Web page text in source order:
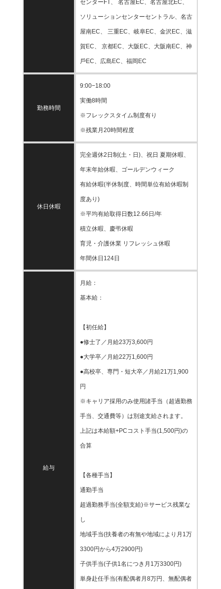
センターFT、 名古屋EC、名古屋北EC、
ソリューションセンターセントラル、名古
屋南EC、 三重EC、岐阜EC、金沢EC、滋
賀EC、 京都EC、大阪EC、大阪南EC、神
戶EC、広島EC、福岡EC
勤務時間
9:00−18:00
実働8時間
※フレックスタイム制度有り
※残業月20時間程度
休日休暇
完全週休2日制(土・日)、祝日 夏期休暇、
年末年始休暇、ゴールデンウィーク
有給休暇(半休制度、時間単位有給休暇制
度あり)
※平均有給取得日数12.66日/年
積立休暇、慶弔休暇
育児・介護休業 リフレッシュ休暇
年間休日124日
給与
月給：
基本給：
【初任給】
●修士了／月給23万3,600円
●大学卒／月給22万1,600円
●高校卒、専門・短大卒／月給21万1,900
円
※キャリア採用のみ使用諸手当（超過勤務
手当、交通費等）は別途支給されます。
上記は本給額+PCコスト手当(1,500円)の
合算
【各種手当】
通勤手当
超過勤務手当(全額支給)※サービス残業な
し
地域手当(扶養者の有無や地域により月1万
3300円から4万2900円)
子供手当(子供1名につき月1万3300円)
単身赴任手当(有配偶者月8万円、無配偶者